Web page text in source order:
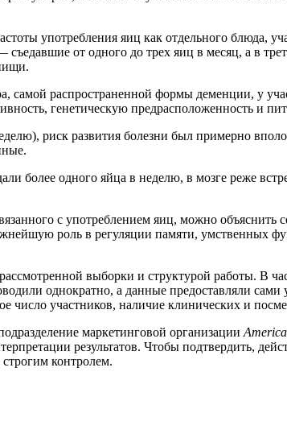
употребления яиц как отдельного блюда,
от одного до трех яиц в месяц, а в
самой распространенной формы деменции, у
генетическую предрасположенность и
риск развития болезни был примерно
более одного яйца в неделю, в мозге реже
с употреблением яиц, можно
роль в регуляции памяти, умственных
выборки и структурой работы. В
однократно, а данные предоставляли сами
число участников, наличие клинических и
маркетинговой организации
результатов. Чтобы подтвердить,
контролем.